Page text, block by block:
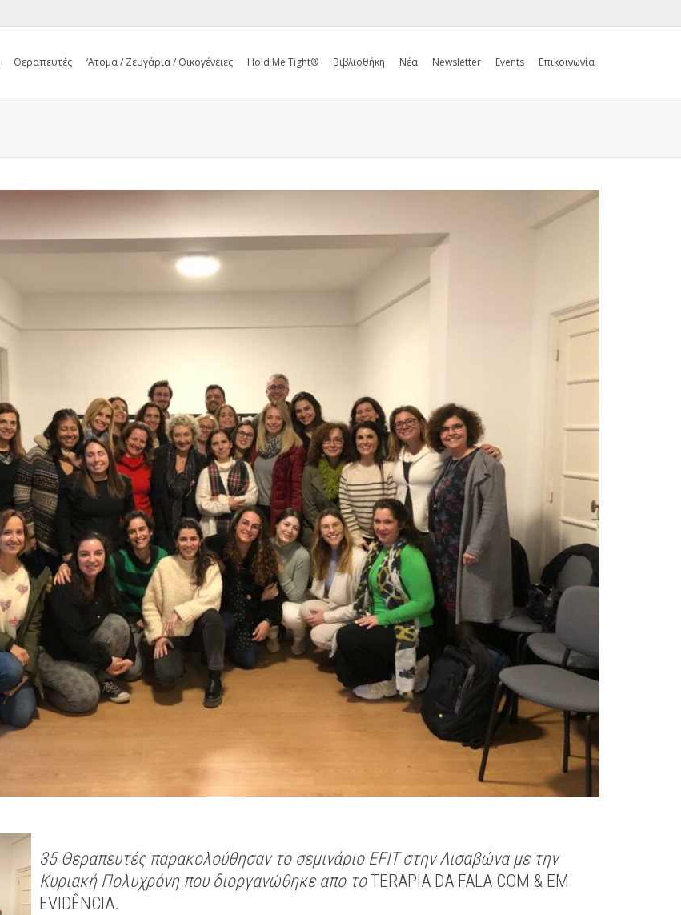
Θεραπευτές ‘Ατομα / Ζευγάρια / Οικογένειες Hold Me Tight® Βιβλιοθήκη Νέα Newsletter Events Επικοινωνία
35 Θεραπευτές παρακολούθησαν το σεμινάριο EFIT στην Λισαβώνα με την
Κυριακή Πολυχρόνη που διοργανώθηκε απο τοTERAPIA DA FALA COM & EM
EVIDÊNCIA.